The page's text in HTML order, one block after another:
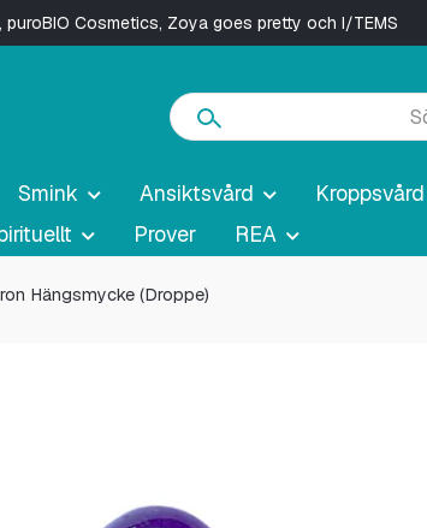
Cosmetics, Zoya goes pretty och I/TEMS
Smink Ansiktsvård Kroppsvård
Prover REA
Hängsmycke (Droppe)